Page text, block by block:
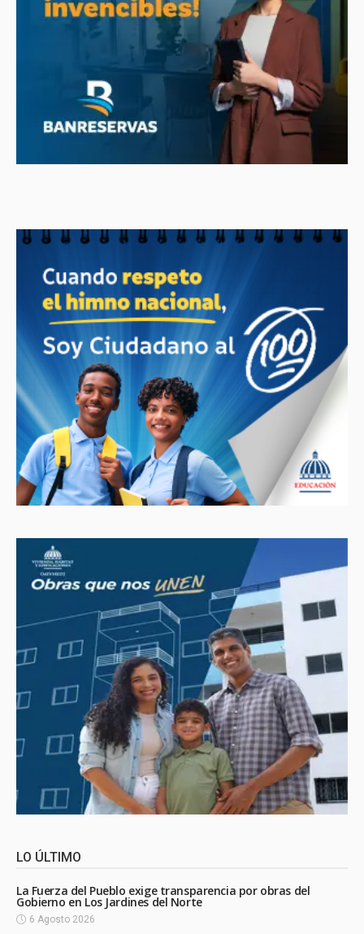
LO ÚLTIMO
La Fuerza del Pueblo exige transparencia por obras del
Gobierno en Los Jardines del Norte
6 Agosto 2026